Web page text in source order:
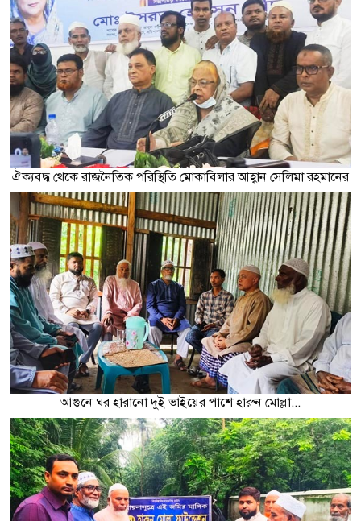
ঐক্যবদ্ধ থেকে রাজনৈতিক পরিস্থিতি মোকাবিলার আহ্বান সেলিমা রহমানের
আগুনে ঘর হারানো দুই ভাইয়ের পাশে হারুন মোল্লা...